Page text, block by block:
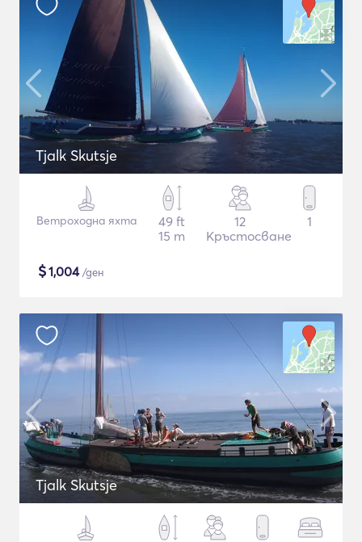
Tjalk Skutsje
Ветроходна яхта
49 ft
15 m
12
Кръстосване
1
$1,004/ден
Tjalk Skutsje